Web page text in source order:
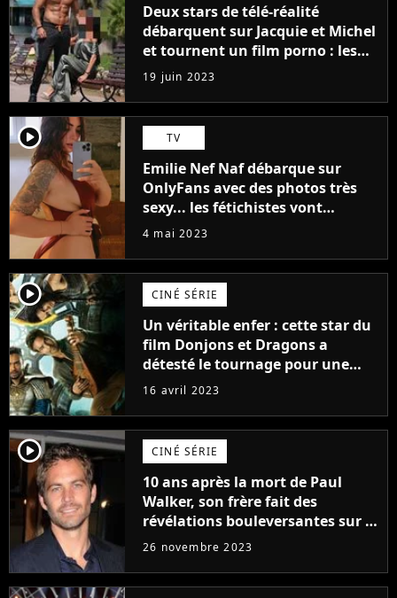
Deux stars de télé-réalité
débarquent sur Jacquie et Michel
et tournent un film porno : les
premières images du tournage
(exclu)
19 juin 2023
player2 TV
Emilie Nef Naf débarque sur
OnlyFans avec des photos très
sexy... les fétichistes vont
prendre leur pied !
4 mai 2023
player2 CINÉ SÉRIE
Un véritable enfer : cette star du
film Donjons et Dragons a
détesté le tournage pour une
raison très spéciale
16 avril 2023
player2 CINÉ SÉRIE
10 ans après la mort de Paul
Walker, son frère fait des
révélations bouleversantes sur la
réaction des acteurs de Fast and
26 novembre 2023